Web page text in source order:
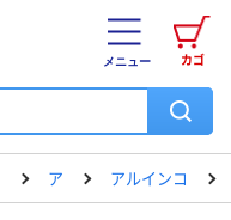
カゴ
メニュー
ア アルインコ